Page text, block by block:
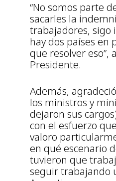
“No somos parte
sacarles la
trabajadores, sigo
hay dos países en
que resolver eso”,
Presidente.
Además,
los ministros y
dejaron sus
con el esfuerzo
valoro
en qué escenario
tuvieron que
seguir trabajando